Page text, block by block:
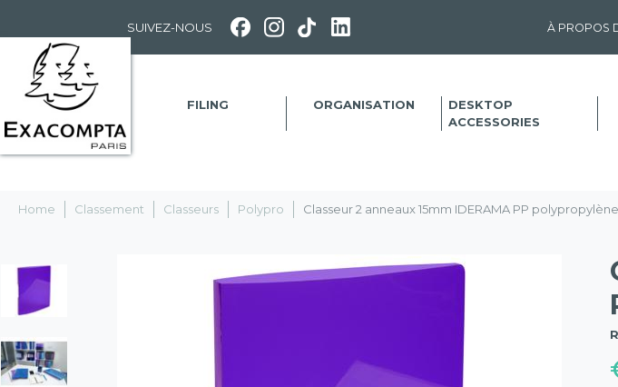
SUIVEZ-NOUS À PROPOS
FILING ORGANISATION
DESKTOP
ACCESSORIES
Home Classement Classeurs Polypro Classeur 2 anneaux 15mm IDERAMA PP